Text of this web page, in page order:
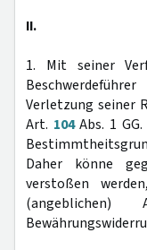
II.
1. Mit seiner
Verletzung seiner
Art. 104Abs. 1
Daher könne
verstoßen
(angeblichen)